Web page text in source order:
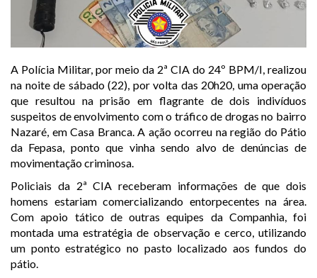
A Polícia Militar, por meio da 2ª CIA do 24º BPM/I, realizou
na noite de sábado (22), por volta das 20h20, uma operação
que resultou na prisão em flagrante de dois indivíduos
suspeitos de envolvimento com o tráfico de drogas no bairro
Nazaré, em Casa Branca. A ação ocorreu na região do Pátio
da Fepasa, ponto que vinha sendo alvo de denúncias de
movimentação criminosa.
Policiais da 2ª CIA receberam informações de que dois
homens estariam comercializando entorpecentes na área.
Com apoio tático de outras equipes da Companhia, foi
montada uma estratégia de observação e cerco, utilizando
um ponto estratégico no pasto localizado aos fundos do
pátio.